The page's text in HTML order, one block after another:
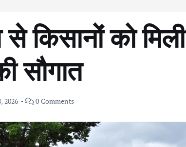
किसानों को मिली
सौगात
2026 0 Comments